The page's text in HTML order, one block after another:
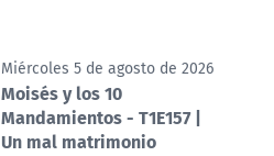
Miércoles 5 de agosto de 2026
Moisés y los 10
Mandamientos - T1E157 |
Un mal matrimonio